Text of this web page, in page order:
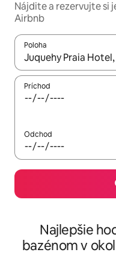
Nájdite a rezervujte si
Airbnb
Poloha
Keď budú výsledky k
Príchod
Odchod
Najlepšie
bazénom v